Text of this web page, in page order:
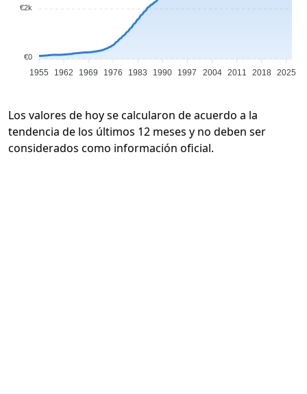
€2k
€0
1955 1962 1969 1976 1983 1990 1997 2004 2011 2018 2025
Los valores de hoy se calcularon de acuerdo a la
tendencia de los últimos 12 meses y no deben ser
considerados como información oficial.